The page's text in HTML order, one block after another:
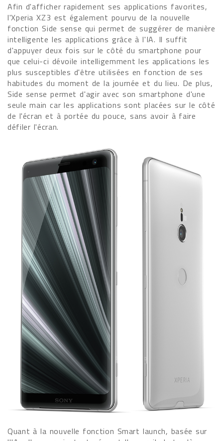
Afin d'afficher rapidement ses applications favorites,
l'Xperia XZ3 est également pourvu de la nouvelle
fonction Side sense qui permet de suggérer de manière
intelligente les applications grâce à l'IA. Il suffit
d'appuyer deux fois sur le côté du smartphone pour
que celui-ci dévoile intelligemment les applications les
plus susceptibles d'être utilisées en fonction de ses
habitudes du moment de la journée et du lieu. De plus,
Side sense permet d'agir avec son smartphone d'une
seule main car les applications sont placées sur le côté
de l'écran et à portée du pouce, sans avoir à faire
défiler l'écran.
Quant à la nouvelle fonction Smart launch, basée sur